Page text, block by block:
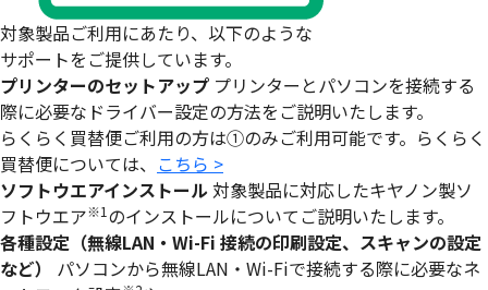
対象製品ご利用にあたり、以下のような
サポートをご提供しています。
プリンターのセットアップ プリンターとパソコンを接続する
際に必要なドライバー設定の方法をご説明いたします。
らくらく買替便ご利用の方は①のみご利用可能です。らくらく
買替便については、 こちら >
ソフトウエアインストール 対象製品に対応したキヤノン製ソ
フトウエア※1 のインストールについてご説明いたします。
各種設定 （無線LAN・Wi-Fi 接続の印刷設定、スキャンの設定
など）
パソコンから無線LAN・Wi-Fiで接続する際に必要なネ